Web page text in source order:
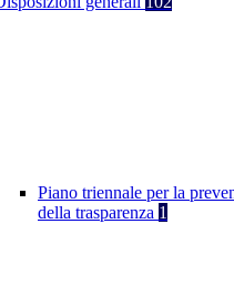
Piano triennale per la
della trasparenza 1